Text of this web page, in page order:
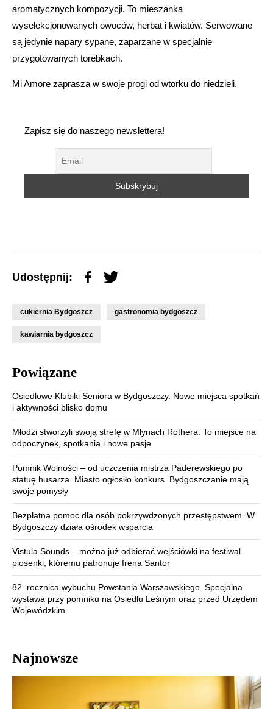
aromatycznych kompozycji. To mieszanka
wyselekcjonowanych owoców, herbat i kwiatów. Serwowane
są jedynie napary sypane, zaparzane w specjalnie
przygotowanych torebkach.
Mi Amore zaprasza w swoje progi od wtorku do niedzieli.
Zapisz się do naszego newslettera!
Udostępnij:
cukiernia Bydgoszcz gastronomia bydgoszcz
kawiarnia bydgoszcz
Powiązane
Osiedlowe Klubiki Seniora w Bydgoszczy. Nowe miejsca spotkań
i aktywności blisko domu
Młodzi stworzyli swoją strefę w Młynach Rothera. To miejsce na
odpoczynek, spotkania i nowe pasje
Pomnik Wolności – od uczczenia mistrza Paderewskiego po
statuę husarza. Miasto ogłosiło konkurs. Bydgoszczanie mają
swoje pomysły
Bezpłatna pomoc dla osób pokrzywdzonych przestępstwem. W
Bydgoszczy działa ośrodek wsparcia
Vistula Sounds – można już odbierać wejściówki na festiwal
piosenki, któremu patronuje Irena Santor
82. rocznica wybuchu Powstania Warszawskiego. Specjalna
wystawa przy pomniku na Osiedlu Leśnym oraz przed Urzędem
Wojewódzkim
Najnowsze